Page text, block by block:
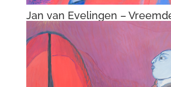
Jan van Evelingen –